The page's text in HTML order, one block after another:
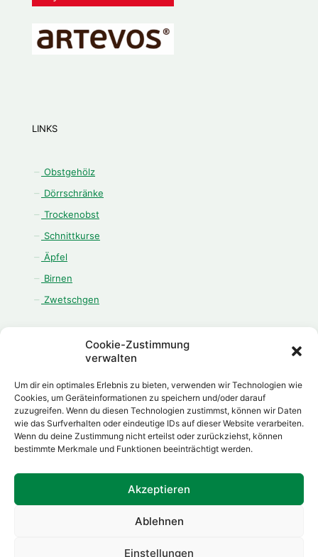
Cookie-Zustimmung
verwalten
Um dir ein optimales Erlebnis zu bieten, verwenden wir Technologien wie
Cookies, um Geräteinformationen zu speichern und/oder darauf
zuzugreifen. Wenn du diesen Technologien zustimmst, können wir Daten
wie das Surfverhalten oder eindeutige IDs auf dieser Website verarbeiten.
Wenn du deine Zustimmung nicht erteilst oder zurückziehst, können
bestimmte Merkmale und Funktionen beeinträchtigt werden.
Akzeptieren
Ablehnen
Einstellungen
LINKS
Obstgehölz
Dörrschränke
Trockenobst
Schnittkurse
Äpfel
Birnen
Zwetschgen
ÖFFNUNGSZEITEN
Montag - Freitag:
08.00 Uhr - 12.00 Uhr
13.00 Uhr - 18.00 Uhr
Samstag: